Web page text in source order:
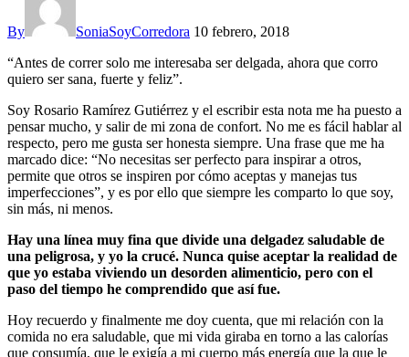
By SoniaSoyCorredora 10 febrero, 2018
“Antes de correr solo me interesaba ser delgada, ahora que corro
quiero ser sana, fuerte y feliz”.
Soy Rosario Ramírez Gutiérrez y el escribir esta nota me ha puesto a
pensar mucho, y salir de mi zona de confort. No me es fácil hablar al
respecto, pero me gusta ser honesta siempre. Una frase que me ha
marcado dice: “No necesitas ser perfecto para inspirar a otros,
permite que otros se inspiren por cómo aceptas y manejas tus
imperfecciones”, y es por ello que siempre les comparto lo que soy,
sin más, ni menos.
Hay una línea muy fina que divide una delgadez saludable de
una peligrosa, y yo la crucé. Nunca quise aceptar la realidad de
que yo estaba viviendo un desorden alimenticio, pero con el
paso del tiempo he comprendido que así fue.
Hoy recuerdo y finalmente me doy cuenta, que mi relación con la
comida no era saludable, que mi vida giraba en torno a las calorías
que consumía, que le exigía a mi cuerpo más energía que la que le